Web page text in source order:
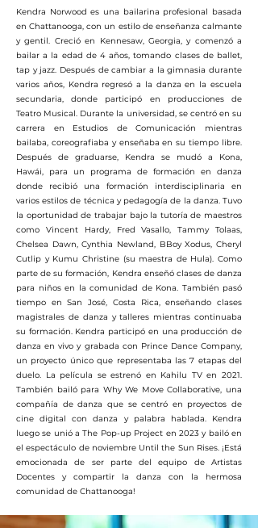
Kendra Norwood es una bailarina profesional basada
en Chattanooga, con un estilo de enseñanza calmante
y gentil. Creció en Kennesaw, Georgia, y comenzó a
bailar a la edad de 4 años, tomando clases de ballet,
tap y jazz. Después de cambiar a la gimnasia durante
varios años, Kendra regresó a la danza en la escuela
secundaria, donde participó en producciones de
Teatro Musical. Durante la universidad, se centró en su
carrera en Estudios de Comunicación mientras
bailaba, coreografiaba y enseñaba en su tiempo libre.
Después de graduarse, Kendra se mudó a Kona,
Hawái, para un programa de formación en danza
donde recibió una formación interdisciplinaria en
varios estilos de técnica y pedagogía de la danza. Tuvo
la oportunidad de trabajar bajo la tutoría de maestros
como Vincent Hardy, Fred Vasallo, Tammy Tolaas,
Chelsea Dawn, Cynthia Newland, BBoy Xodus, Cheryl
Cutlip y Kumu Christine (su maestra de Hula). Como
parte de su formación, Kendra enseñó clases de danza
para niños en la comunidad de Kona. También pasó
tiempo en San José, Costa Rica, enseñando clases
magistrales de danza y talleres mientras continuaba
su formación. Kendra participó en una producción de
danza en vivo y grabada con Prince Dance Company,
un proyecto único que representaba las 7 etapas del
duelo. La película se estrenó en Kahilu TV en 2021.
También bailó para Why We Move Collaborative, una
compañía de danza que se centró en proyectos de
cine digital con danza y palabra hablada. Kendra
luego se unió a The Pop-up Project en 2023 y bailó en
el espectáculo de noviembre Until the Sun Rises. ¡Está
emocionada de ser parte del equipo de Artistas
Docentes y compartir la danza con la hermosa
comunidad de Chattanooga!